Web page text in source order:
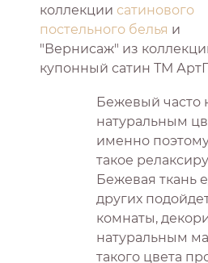
коллекции сатинового
постельного белья и
"Вернисаж" из
купонный сатин ТМ
Бежевый часто
натуральным
именно
такое
Бежевая ткань
других
комнаты,
натуральным
такого цвета